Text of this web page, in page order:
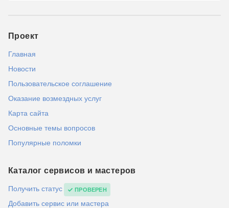
Проект
Главная
Новости
Пользовательское соглашение
Оказание возмездных услуг
Карта сайта
Основные темы вопросов
Популярные поломки
Каталог сервисов и мастеров
Получить статус ПРОВЕРЕН
Добавить сервис или мастера